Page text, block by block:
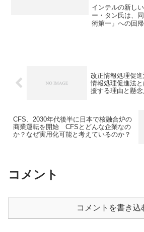
インテルの新し
ー・タン氏は、
術第一」への回
10nmの開発に遅
ルのような垂直
とができます。
改正情報処理促
情報処理促進法
援する理由と懸念
CFS、2030年代後半に日本で核融合炉の
商業運転を開始 CFSとどんな企業なの
か？なぜ実用化可能と考えているのか？
コメント
コメントを書き込